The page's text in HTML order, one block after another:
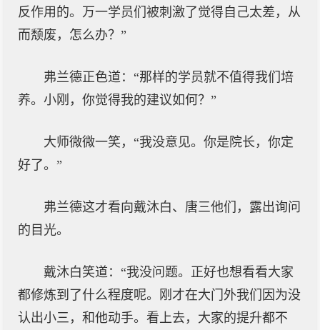
反作用的。万一学员们被刺激了觉得自己太差，从
而颓废，怎么办？”
弗兰德正色道：“那样的学员就不值得我们培
养。小刚，你觉得我的建议如何？”
大师微微一笑，“我没意见。你是院长，你定
好了。”
弗兰德这才看向戴沐白、唐三他们，露出询问
的目光。
戴沐白笑道：“我没问题。正好也想看看大家
都修炼到了什么程度呢。刚才在大门外我们因为没
认出小三，和他动手。看上去，大家的提升都不